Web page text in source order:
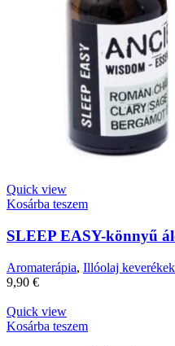
Quick view
Kosárba teszem
SLEEP EASY-könnyű
Aromaterápia, Illóolaj keverékek
9,90 €
Quick view
Kosárba teszem